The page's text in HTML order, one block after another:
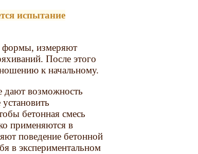
испытание
формы, измеряют
После этого
к начальному.
дают возможность
бетонная смесь
применяются в
поведение бетонной
в экспериментальном